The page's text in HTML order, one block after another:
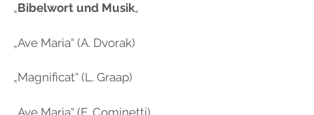
„Bibelwort und Musik„
„Ave Maria“ (A. Dvorak)
„Magnificat“ (L. Graap)
„Ave Maria“ (E. Cominetti)